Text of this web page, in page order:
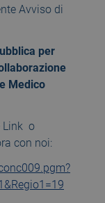
Avviso di
per
Medico
Link o
con noi: